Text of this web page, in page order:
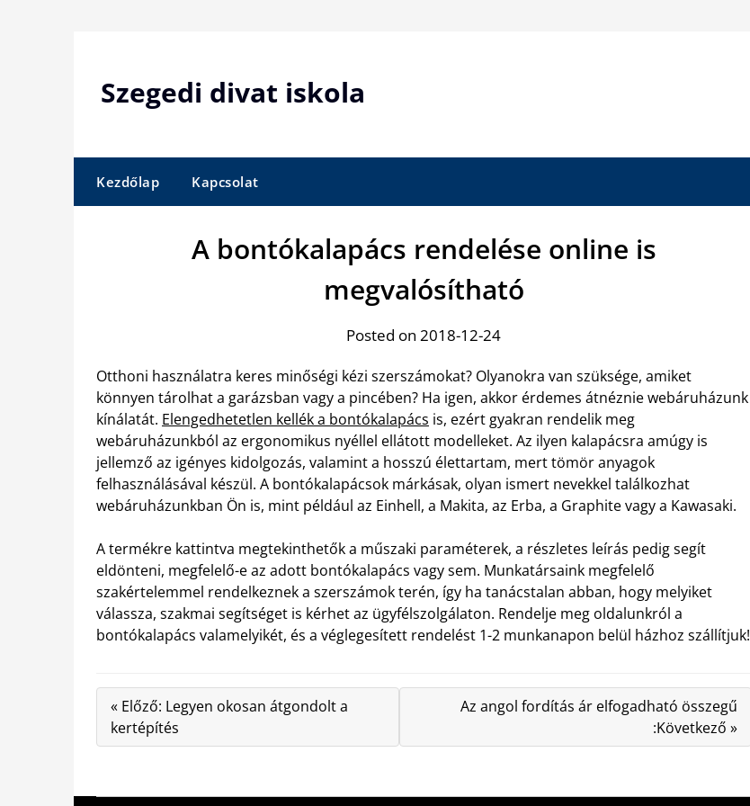
Szegedi divat iskola
Kezdőlap Kapcsolat
A bontókalapács rendelése online is
megvalósítható
Posted on 2018-12-24
Otthoni használatra keres minőségi kézi szerszámokat? Olyanokra van szüksége, amiket
könnyen tárolhat a garázsban vagy a pincében? Ha igen, akkor érdemes átnéznie webáruházunk
kínálatát. Elengedhetetlen kellék a bontókalapács is, ezért gyakran rendelik meg
webáruházunkból az ergonomikus nyéllel ellátott modelleket. Az ilyen kalapácsra amúgy is
jellemző az igényes kidolgozás, valamint a hosszú élettartam, mert tömör anyagok
felhasználásával készül. A bontókalapácsok márkásak, olyan ismert nevekkel találkozhat
webáruházunkban Ön is, mint például az Einhell, a Makita, az Erba, a Graphite vagy a Kawasaki.
A termékre kattintva megtekinthetők a műszaki paraméterek, a részletes leírás pedig segít
eldönteni, megfelelő-e az adott bontókalapács vagy sem. Munkatársaink megfelelő
szakértelemmel rendelkeznek a szerszámok terén, így ha tanácstalan abban, hogy melyiket
válassza, szakmai segítséget is kérhet az ügyfélszolgálaton. Rendelje meg oldalunkról a
bontókalapács valamelyikét, és a véglegesített rendelést 1-2 munkanapon belül házhoz szállítjuk!
« Előző: Legyen okosan átgondolt a
kertépítés
Az angol fordítás ár elfogadható összegű
:Következő »